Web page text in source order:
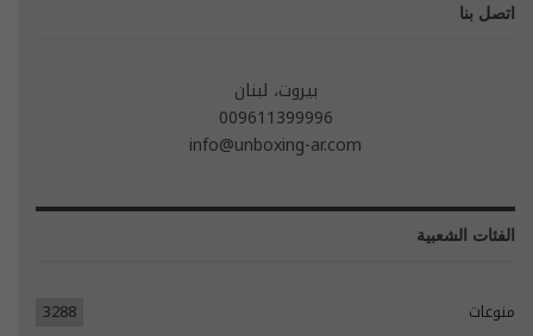
اتصل بنا
بيروت، لبنان
009611399996
info@unboxing-ar.com
الفئات الشعبية
منوعات 3288